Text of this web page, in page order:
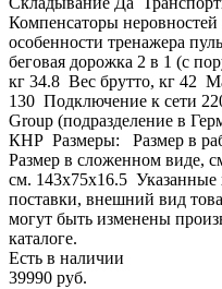
Компенсаторы
особенности тренажера
беговая дорожка 2 в 1 (с
кг 34.8 Вес брутто, кг 42
130 Подключение к сети
Group (подразделение в
КНР Размеры: Размер в
Размер в сложенном виде,
см. 143х75x16.5 Указанные
поставки, внешний вид
могут быть изменены
каталоге.
Есть в наличии
39990 руб.